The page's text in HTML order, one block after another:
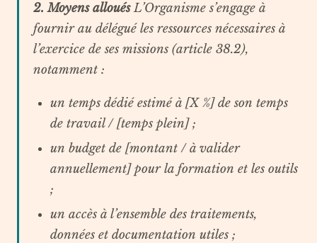
2. Moyens allouésL’Organisme s’engage à
fournir au délégué les ressources nécessaires à
l’exercice de ses missions (article 38.2),
notamment :
un temps dédié estimé à [X %] de son temps
de travail / [temps plein] ;
un budget de [montant / à valider
annuellement] pour la formation et les outils
;
un accès à l’ensemble des traitements,
données et documentation utiles ;